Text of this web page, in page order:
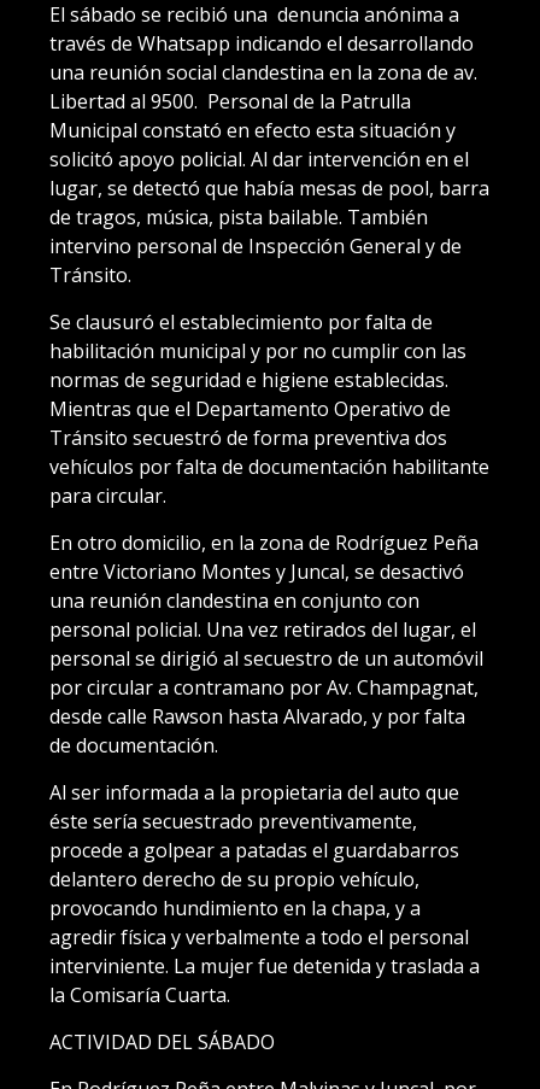
El sábado se recibió una denuncia anónima a
través de Whatsapp indicando el desarrollando
una reunión social clandestina en la zona de av.
Libertad al 9500. Personal de la Patrulla
Municipal constató en efecto esta situación y
solicitó apoyo policial. Al dar intervención en el
lugar, se detectó que había mesas de pool, barra
de tragos, música, pista bailable. También
intervino personal de Inspección General y de
Tránsito.
Se clausuró el establecimiento por falta de
habilitación municipal y por no cumplir con las
normas de seguridad e higiene establecidas.
Mientras que el Departamento Operativo de
Tránsito secuestró de forma preventiva dos
vehículos por falta de documentación habilitante
para circular.
En otro domicilio, en la zona de Rodríguez Peña
entre Victoriano Montes y Juncal, se desactivó
una reunión clandestina en conjunto con
personal policial. Una vez retirados del lugar, el
personal se dirigió al secuestro de un automóvil
por circular a contramano por Av. Champagnat,
desde calle Rawson hasta Alvarado, y por falta
de documentación.
Al ser informada a la propietaria del auto que
éste sería secuestrado preventivamente,
procede a golpear a patadas el guardabarros
delantero derecho de su propio vehículo,
provocando hundimiento en la chapa, y a
agredir física y verbalmente a todo el personal
interviniente. La mujer fue detenida y traslada a
la Comisaría Cuarta.
ACTIVIDAD DEL SÁBADO